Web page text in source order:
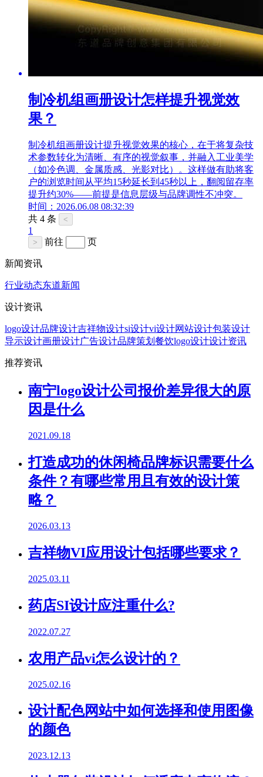
制冷机组画册设计怎样提升视觉效
果？
制冷机组画册设计提升视觉效果的核心，在于将复杂技
术参数转化为清晰、有序的视觉叙事，并融入工业美学
（如冷色调、金属质感、光影对比）。这样做有助将客
户的浏览时间从平均15秒延长到45秒以上，翻阅留存率
提升约30%——前提是信息层级与品牌调性不冲突。
时间：2026.06.08 08:32:39
共 4 条
<
1
> 前往 页
新闻资讯
行业动态东道新闻
设计资讯
logo设计品牌设计吉祥物设计si设计vi设计网站设计包装设计
导示设计画册设计广告设计品牌策划 餐饮logo设计设计资讯
推荐资讯
南宁logo设计公司报价差异很大的原
因是什么
2021.09.18
打造成功的休闲椅品牌标识需要什么
条件？有哪些常用且有效的设计策
略？
2026.03.13
吉祥物VI应用设计包括哪些要求？
2025.03.11
药店SI设计应注重什么?
2022.07.27
农用产品vi怎么设计的？
2025.02.16
设计配色网站中如何选择和使用图像
的颜色
2023.12.13